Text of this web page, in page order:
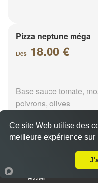
Pizza neptune méga
Dès 18.00 €
Base sauce tomate,
poivrons, olives
Pizza napolitaine
18.00 €
Accueil
Ce site Web utilise des
meilleure expérience sur